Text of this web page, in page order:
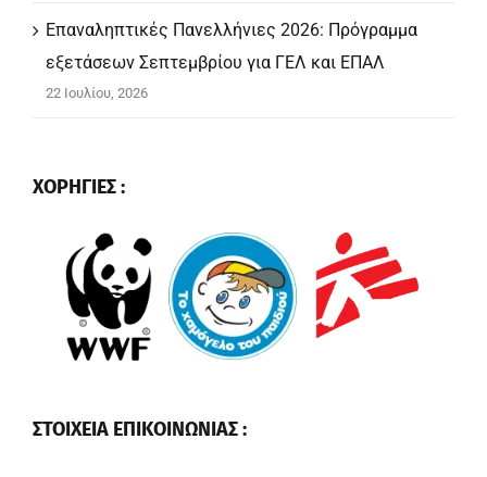
Επαναληπτικές Πανελλήνιες 2026: Πρόγραμμα
εξετάσεων Σεπτεμβρίου για ΓΕΛ και ΕΠΑΛ
22 Ιουλίου, 2026
ΧΟΡΗΓΙΕΣ :
ΣΤΟΙΧΕΙΑ ΕΠΙΚΟΙΝΩΝΙΑΣ :